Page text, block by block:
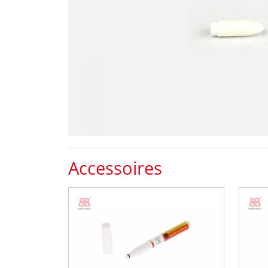
Accessoires